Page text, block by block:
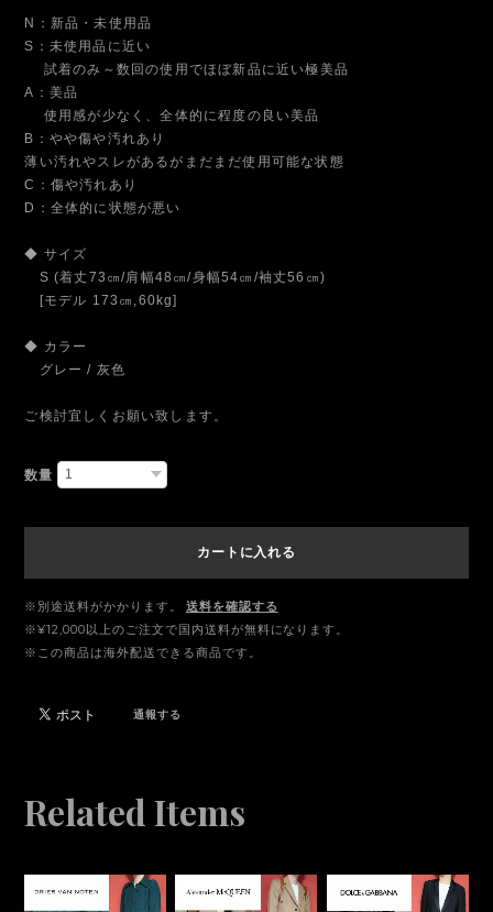
N：新品・未使用品
S：未使用品に近い
試着のみ～数回の使用でほぼ新品に近い極美品
A：美品
使用感が少なく、全体的に程度の良い美品
B：やや傷や汚れあり
薄い汚れやスレがあるがまだまだ使用可能な状態
C：傷や汚れあり
D：全体的に状態が悪い
◆ サイズ
S (着丈73㎝/肩幅48㎝/身幅54㎝/袖丈56㎝)
[モデル 173㎝,60kg]
◆ カラー
グレー / 灰色
ご検討宜しくお願い致します。
数量
カートに入れる
※別途送料がかかります。
送料を確認する
※¥12,000以上のご注文で国内送料が無料になります。
※この商品は海外配送できる商品です。
通報する
Related Items